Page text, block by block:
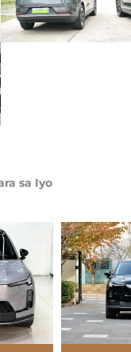
sa Iyo